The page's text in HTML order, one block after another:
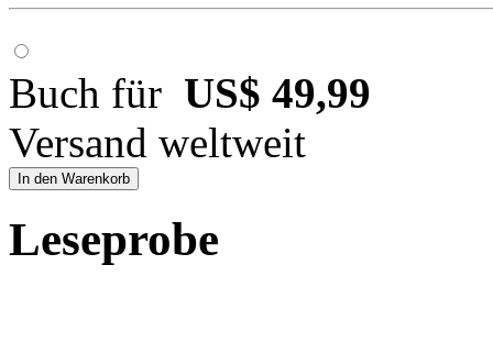
Buch für US$ 49,99
Versand weltweit
In den Warenkorb
Leseprobe